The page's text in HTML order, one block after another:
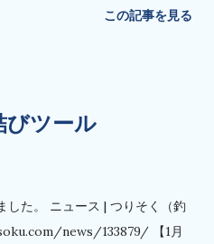
この記事を見る
びツール
した。 ニュース | つりそく（釣
news/133879/ 【1月